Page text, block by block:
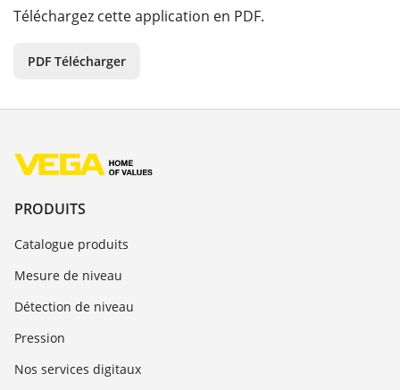
Téléchargez cette application en PDF.
PDF Télécharger
PRODUITS
Catalogue produits
Mesure de niveau
Détection de niveau
Pression
Nos services digitaux